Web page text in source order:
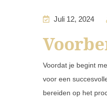
Juli 12, 2024
Voordat je begint
voor een
bereiden op het